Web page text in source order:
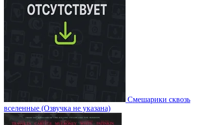
Смешарики сквозь
вселенные (Озвучка не указана)